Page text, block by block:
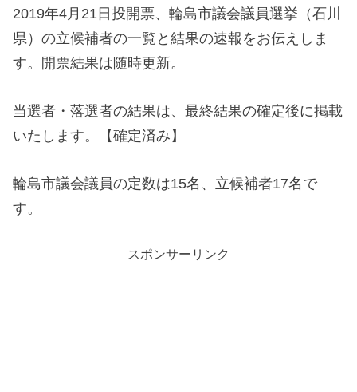
2019年4月21日投開票、輪島市議会議員選挙（石川
県）の立候補者の一覧と結果の速報をお伝えしま
す。開票結果は随時更新。
当選者・落選者の結果は、最終結果の確定後に掲載
いたします。【確定済み】
輪島市議会議員の定数は15名、立候補者17名で
す。
スポンサーリンク